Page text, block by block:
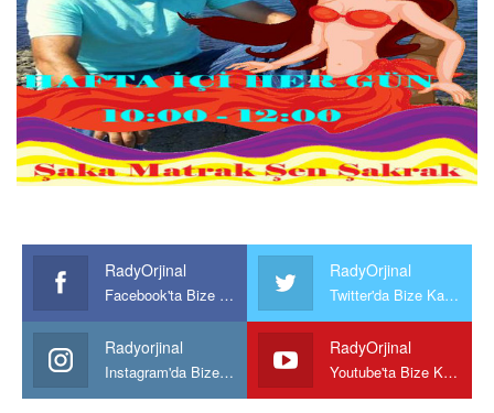
RadyOrjinal
Facebook'ta Bize Katılın
RadyOrjinal
Twitter'da Bize Katılın
Radyorjinal
Instagram'da Bize katılın
RadyOrjinal
Youtube'ta Bize Katılın